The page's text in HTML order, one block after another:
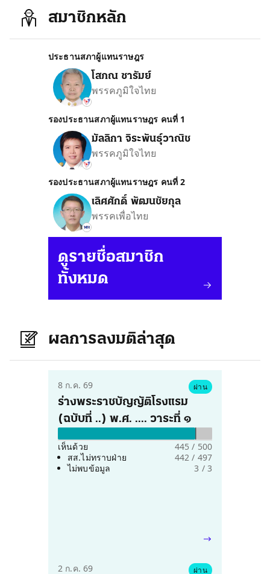
สมาชิกหลัก
ประธานสภาผู้แทนราษฎร
โสภณ ซารัมย์
พรรคภูมิใจไทย
รองประธานสภาผู้แทนราษฎร คนที่ 1
มัลลิกา จิระพันธุ์วาณิช
พรรคภูมิใจไทย
รองประธานสภาผู้แทนราษฎร คนที่ 2
เลิศศักดิ์ พัฒนชัยกุล
พรรคเพื่อไทย
ดูรายชื่อสมาชิก
ทั้งหมด
ผลการลงมติล่าสุด
8 ก.ค. 69 ผ่าน
ร่างพระราชบัญญัติโรงแรม
(ฉบับที่ ..) พ.ศ. .... วาระที่ ๑
เห็นด้วย
445 / 500
สส.ไม่ทราบฝ่าย
442 / 497
ไม่พบข้อมูล
3 / 3
2 ก.ค. 69 ผ่าน